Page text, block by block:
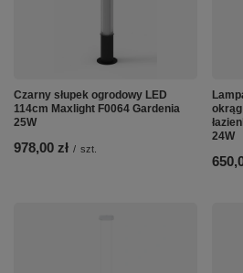
Czarny słupek ogrodowy LED
114cm Maxlight F0064 Gardenia
25W
978,00 zł / szt.
okrąg
24W